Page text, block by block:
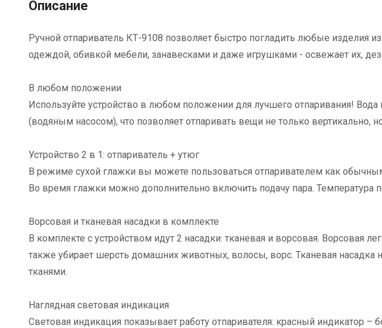
Описание
Ручной отпариватель КТ-9108 позволяет быстро погладить любые изделия
одеждой, обивкой мебели, занавесками и даже игрушками - освежает их,
В любом положении
Используйте устройство в любом положении для лучшего отпаривания! Вода
(водяным насосом), что позволяет отпаривать вещи не только вертикально,
Устройство 2 в 1: отпариватель + утюг
В режиме сухой глажки вы можете пользоваться отпаривателем как
Во время глажки можно дополнительно включить подачу пара. Температура
Ворсовая и тканевая насадки в комплекте
В комплекте с устройством идут 2 насадки: тканевая и ворсовая. Ворсовая
также убирает шерсть домашних животных, волосы, ворс. Тканевая насадка
тканями.
Наглядная световая индикация
Световая индикация показывает работу отпаривателя: красный индикатор –